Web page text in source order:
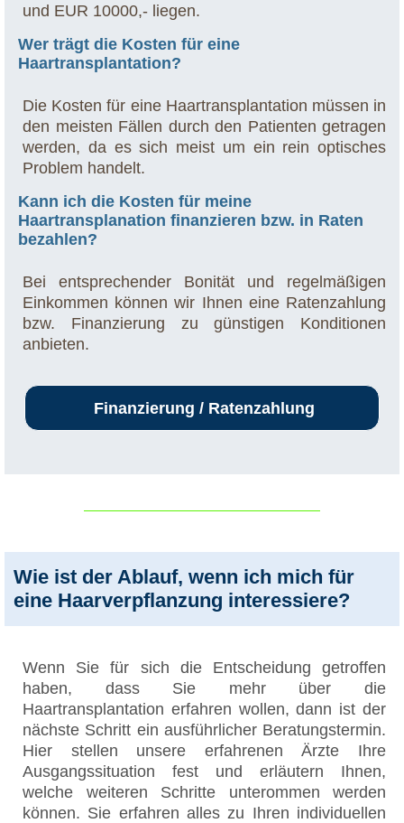
und EUR 10000,- liegen.
Wer trägt die Kosten für eine
Haartransplantation?
Die Kosten für eine Haartransplantation müssen in
den meisten Fällen durch den Patienten getragen
werden, da es sich meist um ein rein optisches
Problem handelt.
Kann ich die Kosten für meine
Haartransplanation finanzieren bzw. in Raten
bezahlen?
Bei entsprechender Bonität und regelmäßigen
Einkommen können wir Ihnen eine Ratenzahlung
bzw. Finanzierung zu günstigen Konditionen
anbieten.
Finanzierung / Ratenzahlung
Wie ist der Ablauf, wenn ich mich für
eine Haarverpflanzung interessiere?
Wenn Sie für sich die Entscheidung getroffen
haben, dass Sie mehr über die
Haartransplantation erfahren wollen, dann ist der
nächste Schritt ein ausführlicher Beratungstermin.
Hier stellen unsere erfahrenen Ärzte Ihre
Ausgangssituation fest und erläutern Ihnen,
welche weiteren Schritte unterommen werden
können. Sie erfahren alles zu Ihren individuellen